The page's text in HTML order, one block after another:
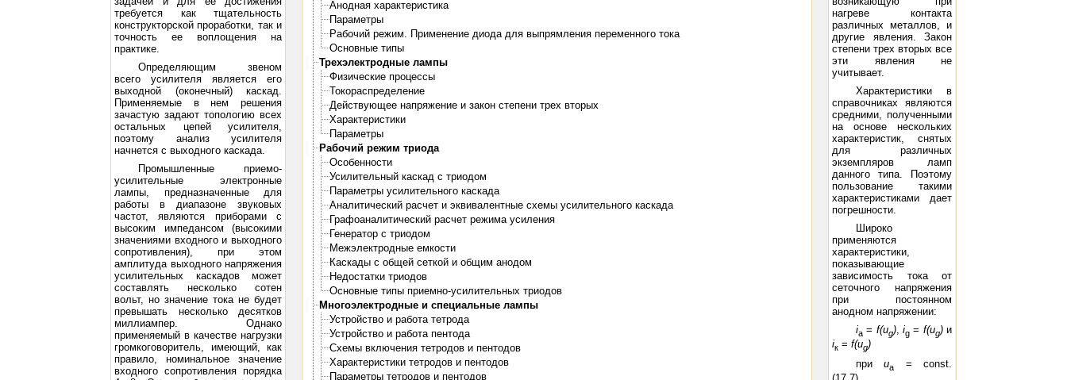
требуется как тщательность
конструкторской проработки, так и
точность ее воплощения на
практике.
Определяющим звеном
всего усилителя является его
выходной (оконечный) каскад.
Применяемые в нем решения
зачастую задают топологию всех
остальных цепей усилителя,
поэтому анализ усилителя
начнется с выходного каскада.
Промышленные приемо-
усилительные электронные
лампы, предназначенные для
работы в диапазоне звуковых
частот, являются приборами с
высоким импедансом (высокими
значениями входного и выходного
сопротивления), при этом
амплитуда выходного напряжения
усилительных каскадов может
составлять несколько сотен
вольт, но значение тока не будет
превышать несколько десятков
миллиампер. Однако
применяемый в качестве нагрузки
громкоговоритель, имеющий, как
правило, номинальное значение
входного сопротивления порядка
Анодная характеристика
Параметры
Рабочий режим. Применение диода для выпрямления переменного тока
Основные типы
Трехэлектродные лампы
Физические процессы
Токораспределение
Действующее напряжение и закон степени трех вторых
Характеристики
Параметры
Рабочий режим триода
Особенности
Усилительный каскад с триодом
Параметры усилительного каскада
Аналитический расчет и эквивалентные схемы усилительного каскада
Графоаналитический расчет режима усиления
Генератор с триодом
Межэлектродные емкости
Каскады с общей сеткой и общим анодом
Недостатки триодов
Основные типы приемно-усилительных триодов
Многоэлектродные и специальные лампы
Устройство и работа тетрода
Устройство и работа пентода
Схемы включения тетродов и пентодов
Характеристики тетродов и пентодов
Параметры тетродов и пентодов
нагреве контакта
различных металлов, и
другие явления. Закон
степени трех вторых все
эти явления не
учитывает.
Характеристики в
справочниках являются
средними, полученными
на основе нескольких
характеристик, снятых
для различных
экземпляров ламп
данного типа. Поэтому
пользование такими
характеристиками дает
погрешности.
Широко
применяются
характеристики,
показывающие
зависимость тока от
сеточного напряжения
при постоянном
анодном напряжении:
iа = f(ug),ig = f(ug)и
iк = f(ug)
приua
= const.